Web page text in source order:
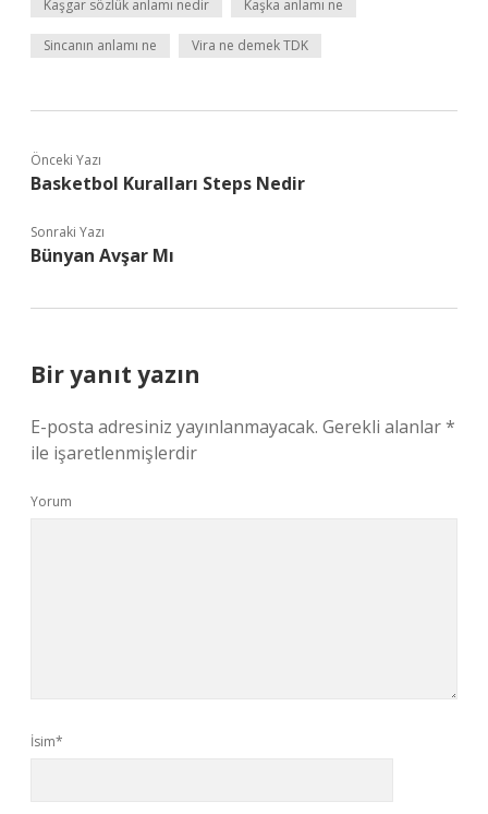
Kaşgar sözlük anlamı nedir Kaşka anlamı ne
Sincanın anlamı ne Vira ne demek TDK
Önceki Yazı
Basketbol Kuralları Steps Nedir
Sonraki Yazı
Bünyan Avşar Mı
Bir yanıt yazın
E-posta adresiniz yayınlanmayacak. Gerekli alanlar*
ile işaretlenmişlerdir
Yorum
İsim*